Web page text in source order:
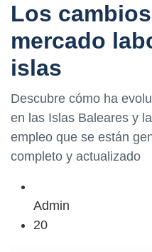
Los
mercado
islas
Descubre cómo ha
en las Islas Baleares y
empleo que se están
completo y actualizado
Admin
20